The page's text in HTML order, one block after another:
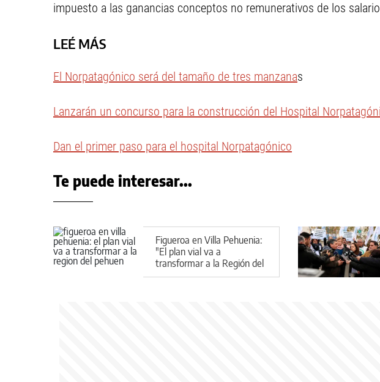
impuesto a las ganancias conceptos no remunerativos de los
LEÉ MÁS
El Norpatagónico será del tamaño de tres manzanas
Lanzarán un concurso para la construcción del Hospital
Dan el primer paso para el hospital Norpatagónico
Te puede interesar...
Figueroa en Villa Pehuenia:
"El plan vial va a
transformar a la Región del
Pehuén"